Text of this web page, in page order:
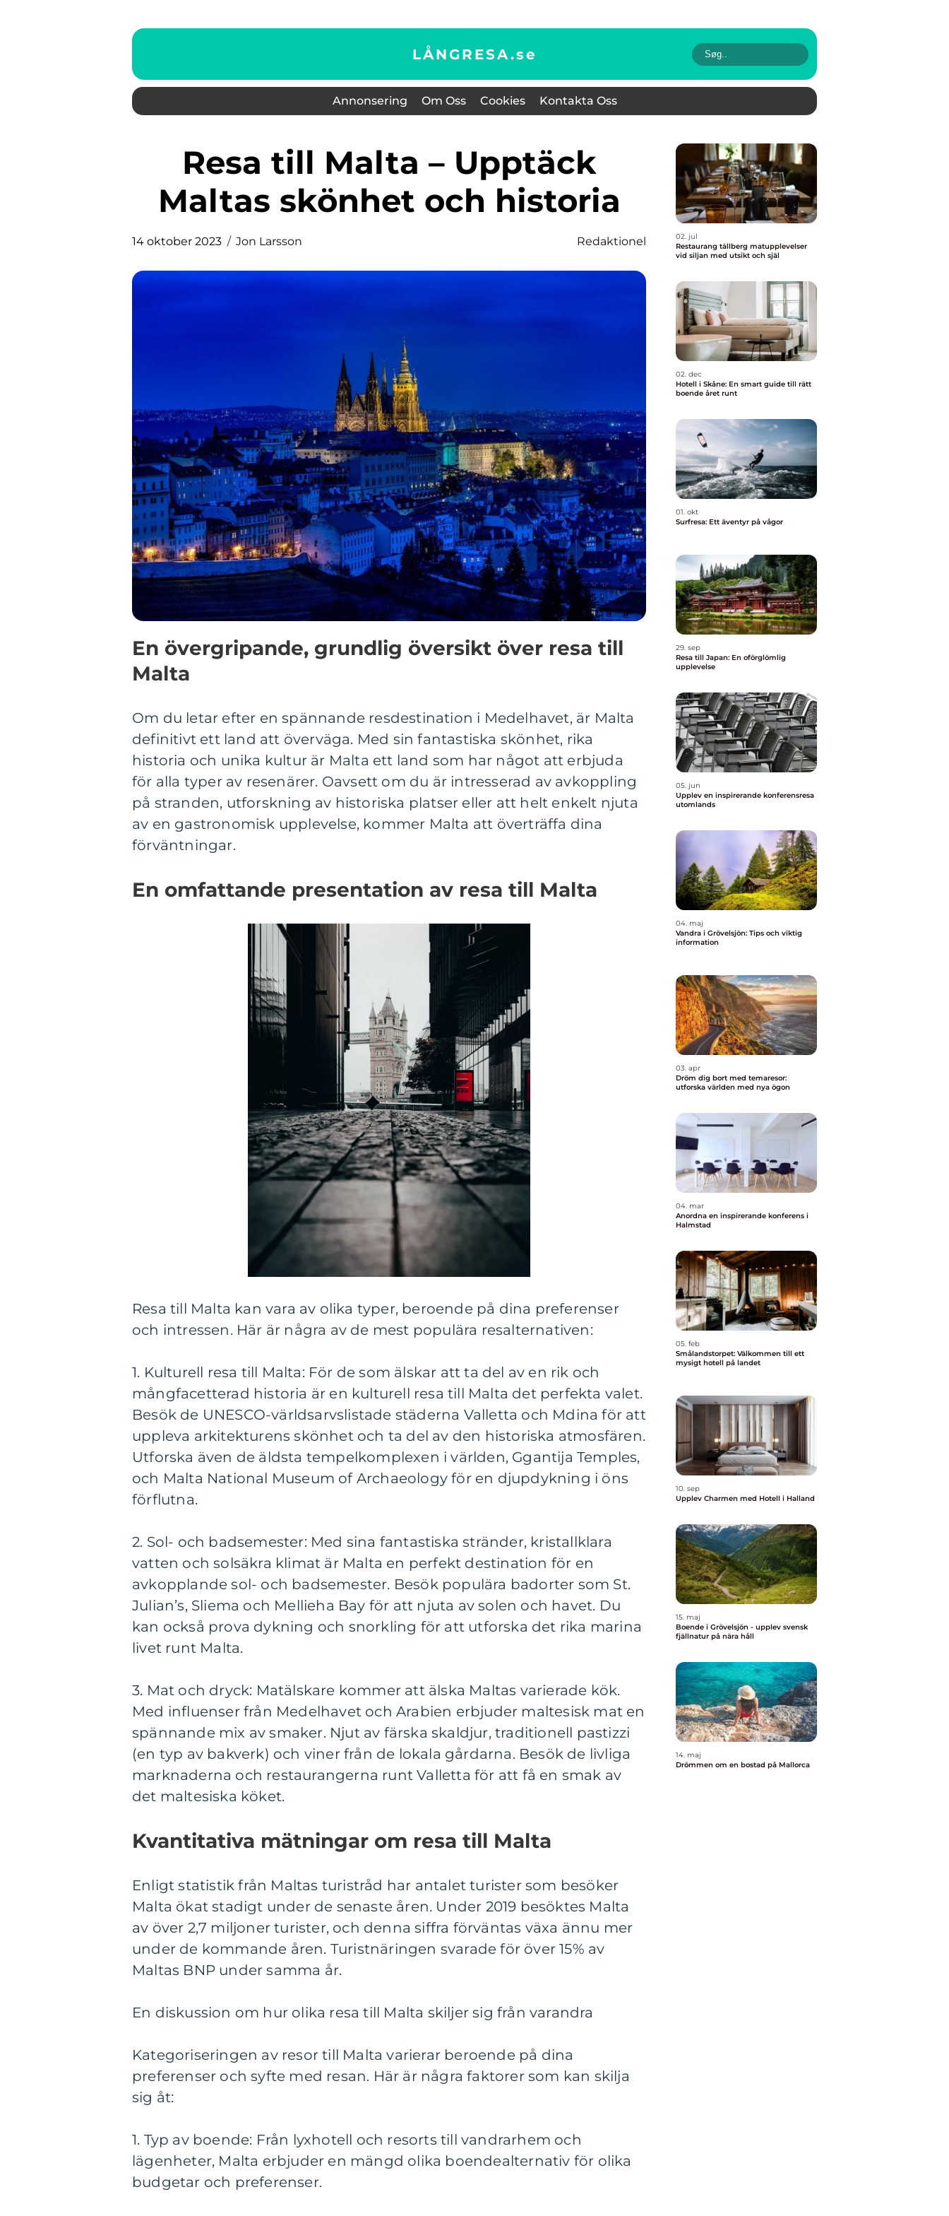
LÅNGRESA.se
Annonsering Om Oss Cookies Kontakta Oss
Resa till Malta – Upptäck
Maltas skönhet och historia
14 oktober 2023 Jon Larsson Redaktionel
En övergripande, grundlig översikt över resa till
Malta
Om du letar efter en spännande resdestination i Medelhavet, är Malta
definitivt ett land att överväga. Med sin fantastiska skönhet, rika
historia och unika kultur är Malta ett land som har något att erbjuda
för alla typer av resenärer. Oavsett om du är intresserad av avkoppling
på stranden, utforskning av historiska platser eller att helt enkelt njuta
av en gastronomisk upplevelse, kommer Malta att överträffa dina
förväntningar.
En omfattande presentation av resa till Malta
Resa till Malta kan vara av olika typer, beroende på dina preferenser
och intressen. Här är några av de mest populära resalternativen:
1. Kulturell resa till Malta: För de som älskar att ta del av en rik och
mångfacetterad historia är en kulturell resa till Malta det perfekta valet.
Besök de UNESCO-världsarvslistade städerna Valletta och Mdina för att
uppleva arkitekturens skönhet och ta del av den historiska atmosfären.
Utforska även de äldsta tempelkomplexen i världen, Ggantija Temples,
och Malta National Museum of Archaeology för en djupdykning i öns
förflutna.
2. Sol- och badsemester: Med sina fantastiska stränder, kristallklara
vatten och solsäkra klimat är Malta en perfekt destination för en
avkopplande sol- och badsemester. Besök populära badorter som St.
Julian’s, Sliema och Mellieha Bay för att njuta av solen och havet. Du
kan också prova dykning och snorkling för att utforska det rika marina
livet runt Malta.
3. Mat och dryck: Matälskare kommer att älska Maltas varierade kök.
Med influenser från Medelhavet och Arabien erbjuder maltesisk mat en
spännande mix av smaker. Njut av färska skaldjur, traditionell pastizzi
(en typ av bakverk) och viner från de lokala gårdarna. Besök de livliga
marknaderna och restaurangerna runt Valletta för att få en smak av
det maltesiska köket.
Kvantitativa mätningar om resa till Malta
Enligt statistik från Maltas turistråd har antalet turister som besöker
Malta ökat stadigt under de senaste åren. Under 2019 besöktes Malta
av över 2,7 miljoner turister, och denna siffra förväntas växa ännu mer
under de kommande åren. Turistnäringen svarade för över 15% av
Maltas BNP under samma år.
En diskussion om hur olika resa till Malta skiljer sig från varandra
Kategoriseringen av resor till Malta varierar beroende på dina
preferenser och syfte med resan. Här är några faktorer som kan skilja
sig åt:
1. Typ av boende: Från lyxhotell och resorts till vandrarhem och
lägenheter, Malta erbjuder en mängd olika boendealternativ för olika
budgetar och preferenser.
02. jul
Restaurang tällberg matupplevelser
vid siljan med utsikt och själ
02. dec
Hotell i Skåne: En smart guide till rätt
boende året runt
01. okt
Surfresa: Ett äventyr på vågor
29. sep
Resa till Japan: En oförglömlig
upplevelse
05. jun
Upplev en inspirerande konferensresa
utomlands
04. maj
Vandra i Grövelsjön: Tips och viktig
information
03. apr
Dröm dig bort med temaresor:
utforska världen med nya ögon
04. mar
Anordna en inspirerande konferens i
Halmstad
05. feb
Smålandstorpet: Välkommen till ett
mysigt hotell på landet
10. sep
Upplev Charmen med Hotell i Halland
15. maj
Boende i Grövelsjön - upplev svensk
fjällnatur på nära håll
14. maj
Drömmen om en bostad på Mallorca